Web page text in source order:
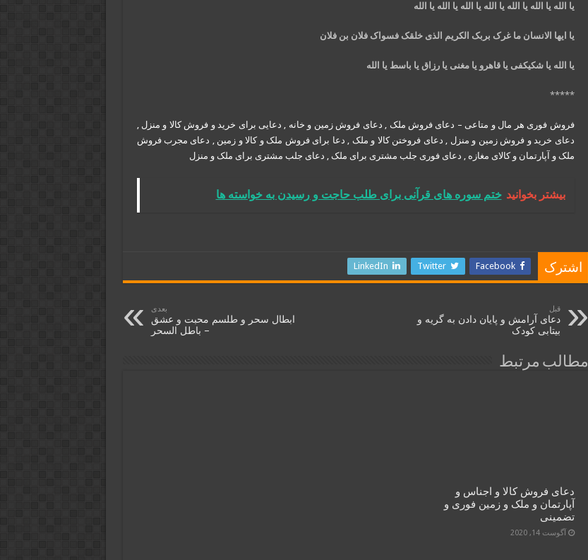
یا الله یا الله یا الله یا الله یا الله یا الله یا الله
یا ایها الانسان ما غرک بربک الکریم الذی خلقک فسواک فلان بن فلان
یا الله یا شکیکفی یا قاهرو یا مغنی یا رزاق یا باسط یا الله
*****
فروش فوری هر مال و متاعی – دعای فروش ملک , دعای فروش زمین و خانه , دعایی برای خرید و فروش کالا و منزل ,
دعای خرید و فروش زمین و منزل , دعای فروختن کالا و ملک , دعا برای فروش ملک و کالا و زمین , دعای مجرب فروش
ملک و آپارتمان و کالای مغازه , دعای فوری جلب مشتری برای ملک , دعای جلب مشتری برای ملک و منزل
بیشتر بخوانید ختم سوره های قرآنی برای طلب حاجت و رسیدن به خواسته ها
اشترک Facebook
Twitter
LinkedIn
قبل
دعای آرامش و پایان دادن به گریه و
بیتابی کودک
بعدی
ابطال سحر و طلسم محبت و عشق
– باطل السحر
مطالب مرتبط
دعای فروش کالا و اجناس و
آپارتمان و ملک و زمین فوری و
تضمینی
آگوست 14, 2020